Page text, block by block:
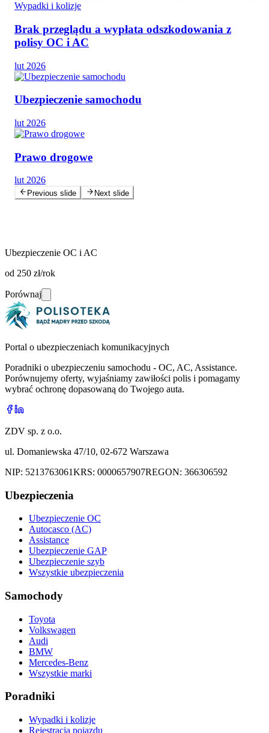
Wypadki i kolizje
Brak przeglądu a wypłata odszkodowania z
polisy OC i AC
lut 2026
Ubezpieczenie samochodu
lut 2026
Prawo drogowe
lut 2026
Previous slide Next slide
Ubezpieczenie OC i AC
od 250 zł/rok
Porównaj
Portal o ubezpieczeniach komunikacyjnych
Poradniki o ubezpieczeniu samochodu - OC, AC, Assistance.
Porównujemy oferty, wyjaśniamy zawiłości polis i pomagamy
wybrać ochronę dopasowaną do Twojego auta.
ZDV sp. z o.o.
ul. Domaniewska 47/10, 02-672 Warszawa
NIP: 5213763061KRS: 0000657907REGON: 366306592
Ubezpieczenia
Ubezpieczenie OC
Autocasco (AC)
Assistance
Ubezpieczenie GAP
Ubezpieczenie szyb
Wszystkie ubezpieczenia
Samochody
Toyota
Volkswagen
Audi
BMW
Mercedes-Benz
Wszystkie marki
Poradniki
Wypadki i kolizje
Rejestracja pojazdu